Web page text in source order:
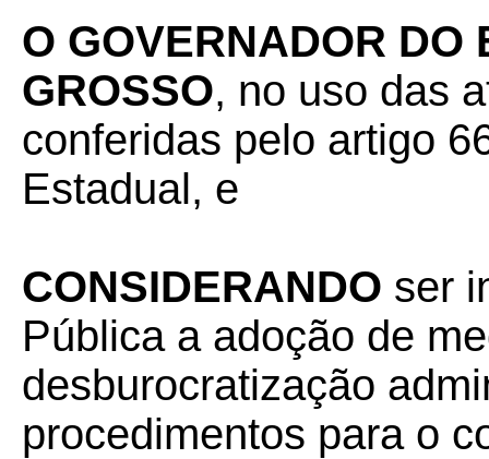
O GOVERNADOR DO
GROSSO, no uso das
conferidas pelo artigo
Estadual, e
CONSIDERANDO ser
Pública a adoção de
desburocratização
procedimentos para o